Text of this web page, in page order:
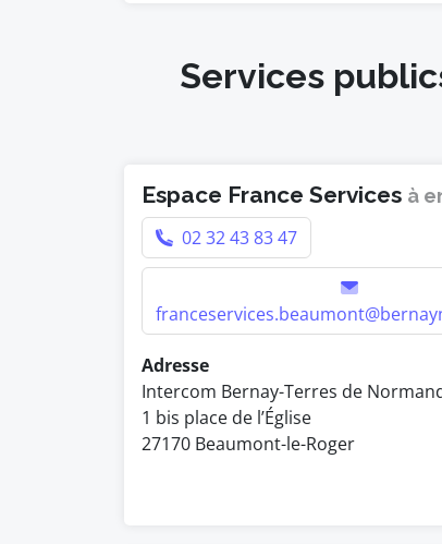
Services
Espace France Services à
02 32 43 83 47
Adresse
Intercom Bernay-Terres de
1 bis place de l’Église
27170 Beaumont-le-Roger